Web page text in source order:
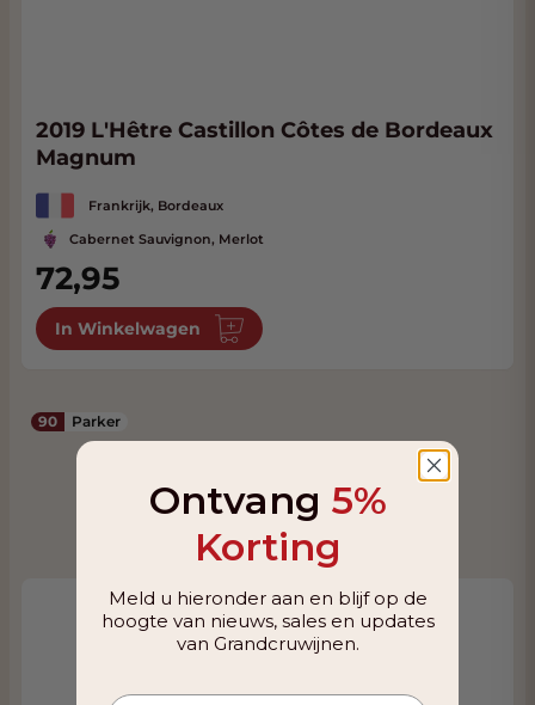
2019 L'Hêtre Castillon Côtes de Bordeaux
Magnum
Frankrijk, Bordeaux
Cabernet Sauvignon, Merlot
72,95
In Winkelwagen
90 Parker
Ontvang 5%
Korting
Meld u hieronder aan en blijf op de
hoogte van nieuws, sales en updates
van Grandcruwijnen.